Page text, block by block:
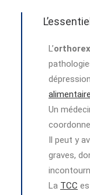
L’
alimentaire
Un
Il peut y
graves,
La TCC